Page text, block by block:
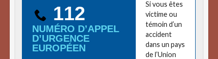
112
NUMÉRO D’APPEL
D’URGENCE
EUROPÉEN
Si vous êtes
victime ou
témoin d’un
accident
dans un pays
de l’Union